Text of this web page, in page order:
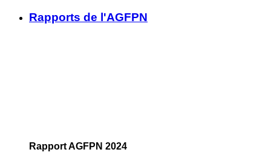
Rapports de l'AGFPN
Rapport AGFPN 2024